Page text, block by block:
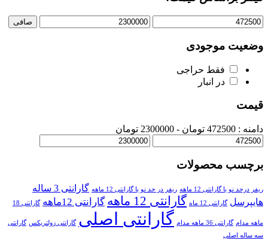
صافی
وضعیت موجودی
فقط حراجی
در انبار
قیمت
دامنه : 472500 تومان - 2300000 تومان
برچسب محصولات
ریفر درحد نو با گارانتی 12 ماهه ریفر در حد نو با گارانتی 12 ماهه
گارانتی 3 ساله
هایپرسل گارانتی 12 ماه گارانتی 12 ماهه گارانتی 12ماهه گارانتی 18
ماهه مدام گارانتی 36 ماهه مدام گارانتی اصلی گارانتی زولتریکس گارانتی
سه ساله اصلی